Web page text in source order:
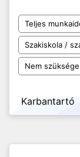
Teljes
Szakiskola /
Nem
Karbantartó